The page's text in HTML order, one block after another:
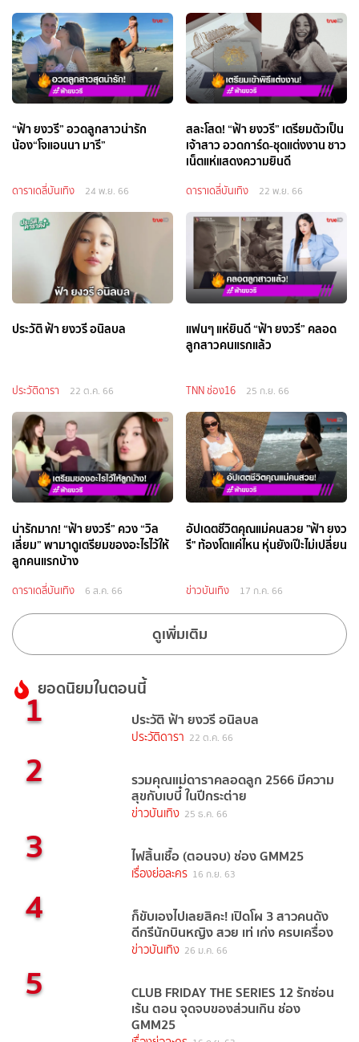
“ฟ้า ยงวรี” อวดลูกสาวน่ารัก
น้อง“โจแอนนา มารี”
ดาราเดลี่บันเทิง 24 พ.ย. 66
สละโสด! “ฟ้า ยงวรี” เตรียมตัวเป็น
เจ้าสาว อวดการ์ด-ชุดแต่งงาน ชาว
เน็ตแห่แสดงความยินดี
ดาราเดลี่บันเทิง 22 พ.ย. 66
ประวัติ ฟ้า ยงวรี อนิลบล
ประวัติดารา 22 ต.ค. 66
แฟนๆ แห่ยินดี “ฟ้า ยงวรี” คลอด
ลูกสาวคนแรกแล้ว
TNN ช่อง16 25 ก.ย. 66
น่ารักมาก! “ฟ้า ยงวรี” ควง “วิล
เลี่ยม” พามาดูเตรียมของอะไรไว้ให้
ลูกคนแรกบ้าง
ดาราเดลี่บันเทิง 6 ส.ค. 66
อัปเดตชีวิตคุณแม่คนสวย "ฟ้า ยงว
รี" ท้องโตแค่ไหน หุ่นยังเป๊ะไม่เปลี่ยน
ข่าวบันเทิง 17 ก.ค. 66
ดูเพิ่มเติม
ยอดนิยมในตอนนี้
1 ประวัติ ฟ้า ยงวรี อนิลบล
ประวัติดารา 22 ต.ค. 66
2 รวมคุณแม่ดาราคลอดลูก 2566 มีความ
สุขกับเบบี๋ ในปีกระต่าย
ข่าวบันเทิง 25 ธ.ค. 66
3 ไฟสิ้นเชื้อ (ตอนจบ) ช่อง GMM25
เรื่องย่อละคร 16 ก.ย. 63
4 ก็ขับเองไปเลยสิคะ! เปิดโผ 3 สาวคนดัง
ดีกรีนักบินหญิง สวย เท่ เก่ง ครบเครื่อง
ข่าวบันเทิง 26 ม.ค. 66
5 CLUB FRIDAY THE SERIES 12 รักซ่อน
เร้น ตอน จุดจบของส่วนเกิน ช่อง
GMM25